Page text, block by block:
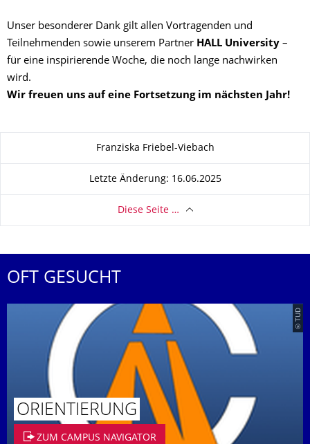
Unser besonderer Dank gilt allen Vortragenden und
Teilnehmenden sowie unserem Partner HALL University –
für eine inspirierende Woche, die noch lange nachwirken
wird.
Wir freuen uns auf eine Fortsetzung im nächsten Jahr!
Zu dieser SeiteFranziska Friebel-Viebach
Letzte Änderung: 16.06.2025
Diese Seite …
OFT GESUCHT
© TUD
ORIENTIERUNG
ZUM CAMPUS NAVIGATOR